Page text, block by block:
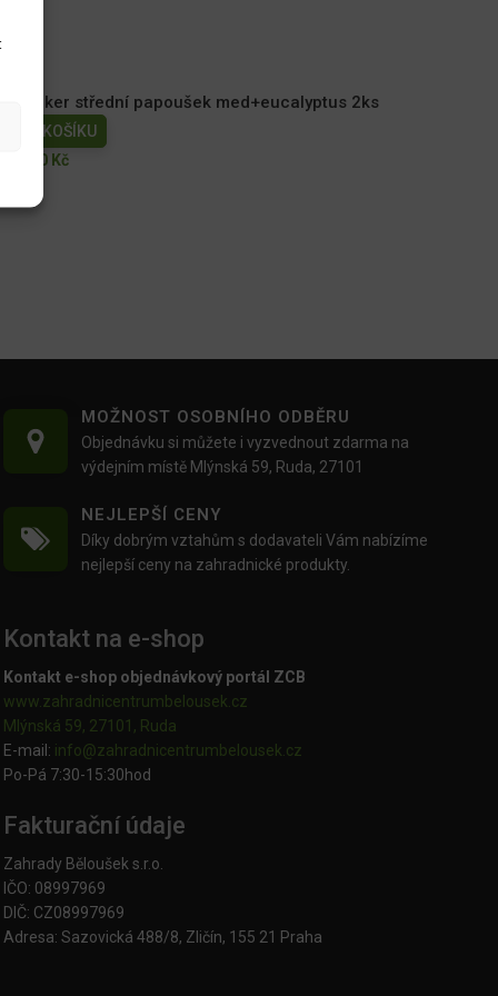
Kracker střední papoušek med+eucalyptus 2ks
DO KOŠÍKU
85.00 Kč
MOŽNOST OSOBNÍHO ODBĚRU
Objednávku si můžete i vyzvednout zdarma na
výdejním místě Mlýnská 59, Ruda, 27101
NEJLEPŠÍ CENY
Díky dobrým vztahům s dodavateli Vám nabízíme
nejlepší ceny na zahradnické produkty.
Kontakt na e-shop
Kontakt e-shop objednávkový portál ZCB
www.zahradnicentrumbelousek.cz
Mlýnská 59, 27101, Ruda
E-mail: info@zahradnicentrumbelousek. cz
Po-Pá 7:30-15:30hod
Fakturační údaje
Zahrady Běloušek s.r.o.
IČO: 08997969
DIČ: CZ08997969
Adresa: Sazovická 488/8, Zličín, 155 21 Praha